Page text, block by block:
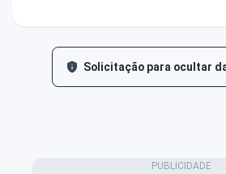
Solicitação para ocultar